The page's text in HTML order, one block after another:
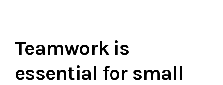
Teamwork is
essential for small